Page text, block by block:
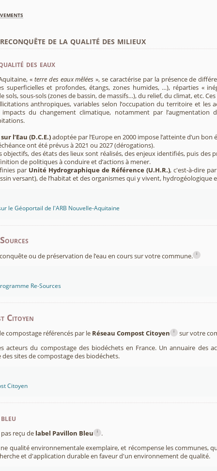
de la qualité des milieux
des eaux
« terre des eaux mêlées », se caractérise par la présence de
superficielles et profondes, étangs, zones humides, …), réparties «
sols, sous-sols (zones de bassin, de massifs…), du relief, du climat, etc.
anthropiques, variables selon l’occupation du territoire et les
impacts du changement climatique, notamment par l’augmentation
l’Eau (D.C.E.)adoptée par l’Europe en 2000 impose l’atteinte d’un
ont été prévus à 2021 ou 2027 (dérogations).
objectifs, des états des lieux sont réalisés, des enjeux identifiés, puis des
de politiques à conduire et d’actions à mener.
par Unité Hydrographique de Référence (U.H.R.), c'est-à-dire
versant), de l’habitat et des organismes qui y vivent, hydrogéologique
le Géoportail de l'ARB Nouvelle-Aquitaine
ou de préservation de l’eau en cours sur votre commune. i
Re-Sources
Citoyen
compostage référencés par le Réseau Compost Citoyen i
sur votre
acteurs du compostage des biodéchets en France. Un annuaire des
sites de compostage des biodéchets.
Citoyen
reçu de label Pavillon Bleu i
.
qualité environnementale exemplaire, et récompense les communes,
et d'application durable en faveur d'un environnement de qualité.